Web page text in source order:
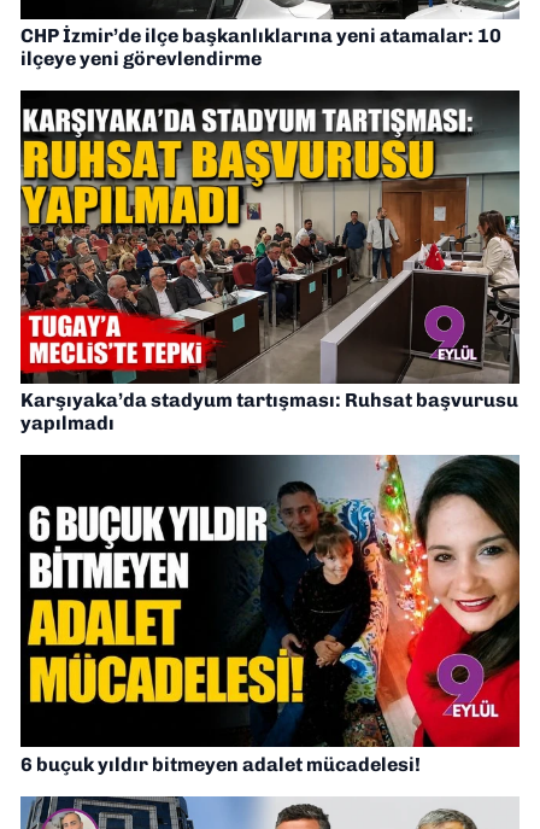
CHP İzmir’de ilçe başkanlıklarına yeni atamalar: 10
ilçeye yeni görevlendirme
Karşıyaka’da stadyum tartışması: Ruhsat başvurusu
yapılmadı
6 buçuk yıldır bitmeyen adalet mücadelesi!